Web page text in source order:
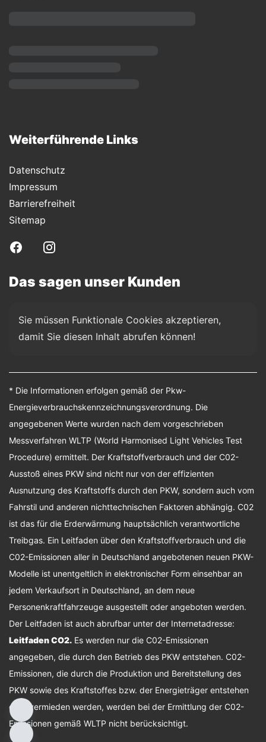
Weiterführende Links
Datenschutz
Impressum
Barrierefreiheit
Sitemap
Das sagen unser Kunden
Sie müssen Funktionale Cookies akzeptieren,
damit Sie diesen Inhalt abrufen können!
* Die Informationen erfolgen gemäß der Pkw-
Energieverbrauchskennzeichnungsverordnung. Die
angegebenen Werte wurden nach dem vorgeschrieben
Messverfahren WLTP (World Harmonised Light Vehicles Test
Procedure) ermittelt. Der Kraftstoffverbrauch und der C02-
Ausstoß eines PKW sind nicht nur von der effizienten
Ausnutzung des Kraftstoffs durch den PKW, sondern auch vom
Fahrstil und anderen nichttechnischen Faktoren abhängig. C02
ist das für die Erderwärmung hauptsächlich verantwortliche
Treibgas. Ein Leitfaden über den Kraftstoffverbrauch und die
C02-Emissionen aller in Deutschland angebotenen neuen PKW-
Modelle ist unentgeltlich in elektronischer Form einsehbar an
jedem Verkaufsort in Deutschland, an dem neue
Personenkraftfahrzeuge ausgestellt oder angeboten werden.
Der Leitfaden ist auch abrufbar unter der Internetadresse:
Leitfaden CO2. Es werden nur die C02-Emissionen
angegeben, die durch den Betrieb des PKW entstehen. C02-
Emissionen, die durch die Produktion und Bereitstellung des
PKW sowie des Kraftstoffes bzw. der Energieträger entstehen
oder vermieden werden, werden bei der Ermittlung der C02-
Emissionen gemäß WLTP nicht berücksichtigt.